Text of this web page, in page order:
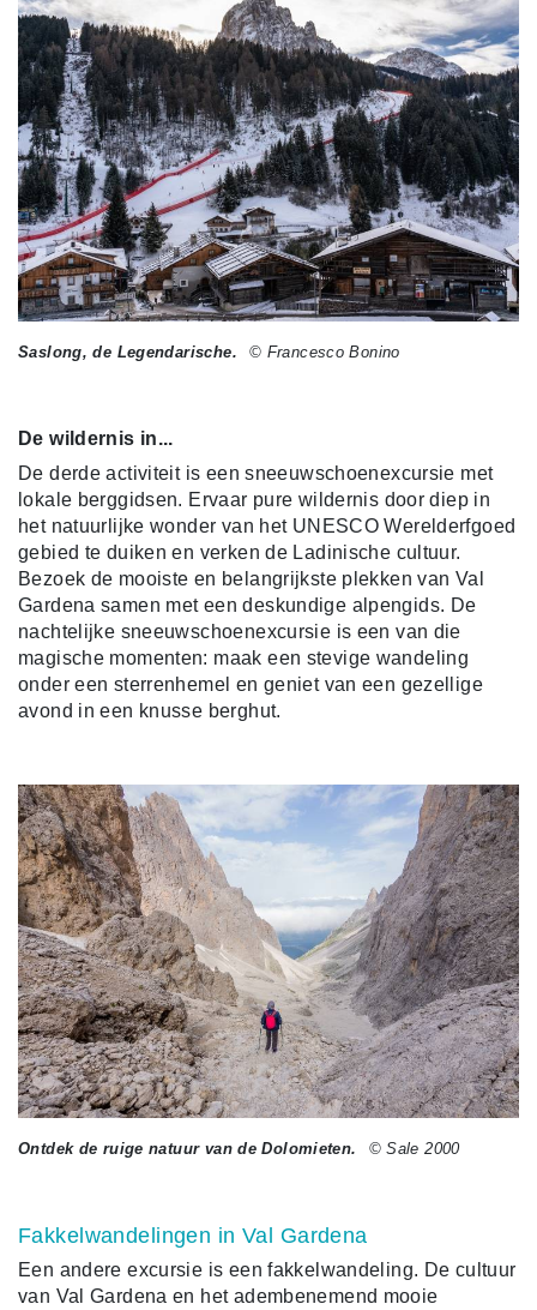
Saslong, de Legendarische. © Francesco Bonino
De wildernis in...
De derde activiteit is een sneeuwschoenexcursie met
lokale berggidsen. Ervaar pure wildernis door diep in
het natuurlijke wonder van het UNESCO Werelderfgoed
gebied te duiken en verken de Ladinische cultuur.
Bezoek de mooiste en belangrijkste plekken van Val
Gardena samen met een deskundige alpengids. De
nachtelijke sneeuwschoenexcursie is een van die
magische momenten: maak een stevige wandeling
onder een sterrenhemel en geniet van een gezellige
avond in een knusse berghut.
Ontdek de ruige natuur van de Dolomieten. © Sale 2000
Fakkelwandelingen in Val Gardena
Een andere excursie is een fakkelwandeling. De cultuur
van Val Gardena en het adembenemend mooie